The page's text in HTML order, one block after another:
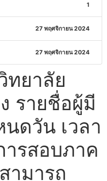
1
27 พฤศจิกายน 2024
27 พฤศจิกายน 2024
ทยาลัย
รายชื่อผู้มี
ดวัน เวลา
รสอบภาค
ามารถ